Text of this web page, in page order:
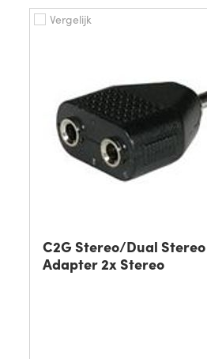
Vergelijk
C2G Stereo/Dual Stereo
Adapter 2x Stereo